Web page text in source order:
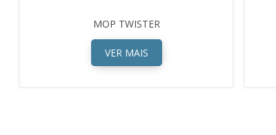
MOP TWISTER
VER MAIS